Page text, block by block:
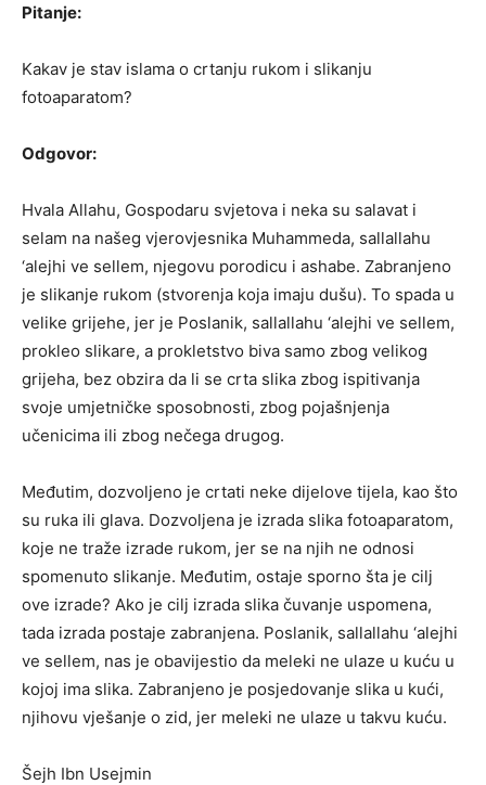
Pitanje:
Kakav je stav islama o crtanju rukom i slikanju
fotoaparatom?
Odgovor:
Hvala Allahu, Gospodaru svjetova i neka su salavat i
selam na našeg vjerovjesnika Muhammeda, sallallahu
‘alejhi ve sellem, njegovu porodicu i ashabe. Zabranjeno
je slikanje rukom (stvorenja koja imaju dušu). To spada u
velike grijehe, jer je Poslanik, sallallahu ‘alejhi ve sellem,
prokleo slikare, a prokletstvo biva samo zbog velikog
grijeha, bez obzira da li se crta slika zbog ispitivanja
svoje umjetničke sposobnosti, zbog pojašnjenja
učenicima ili zbog nečega drugog.
Međutim, dozvoljeno je crtati neke dijelove tijela, kao što
su ruka ili glava. Dozvoljena je izrada slika fotoaparatom,
koje ne traže izrade rukom, jer se na njih ne odnosi
spomenuto slikanje. Međutim, ostaje sporno šta je cilj
ove izrade? Ako je cilj izrada slika čuvanje uspomena,
tada izrada postaje zabranjena. Poslanik, sallallahu ‘alejhi
ve sellem, nas je obavijestio da meleki ne ulaze u kuću u
kojoj ima slika. Zabranjeno je posjedovanje slika u kući,
njihovu vješanje o zid, jer meleki ne ulaze u takvu kuću.
Šejh Ibn Usejmin